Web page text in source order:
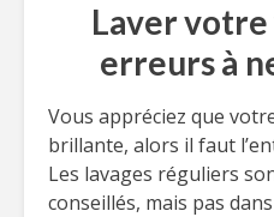
Laver
erreurs à
Vous appréciez que
brillante, alors il faut
Les lavages réguliers
conseillés, mais pas